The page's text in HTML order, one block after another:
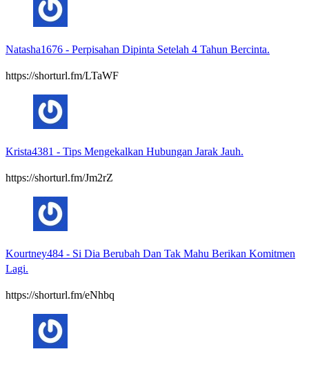
Natasha1676 - Perpisahan Dipinta Setelah 4 Tahun Bercinta.
https://shorturl.fm/LTaWF
Krista4381 - Tips Mengekalkan Hubungan Jarak Jauh.
https://shorturl.fm/Jm2rZ
Kourtney484 - Si Dia Berubah Dan Tak Mahu Berikan Komitmen
Lagi.
https://shorturl.fm/eNhbq